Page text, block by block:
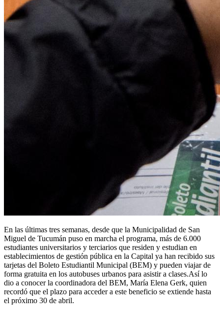
En las últimas tres semanas, desde que la Municipalidad de San
Miguel de Tucumán puso en marcha el programa, más de 6.000
estudiantes universitarios y terciarios que residen y estudian en
establecimientos de gestión pública en la Capital ya han recibido sus
tarjetas del Boleto Estudiantil Municipal (BEM) y pueden viajar de
forma gratuita en los autobuses urbanos para asistir a clases.Así lo
dio a conocer la coordinadora del BEM, María Elena Gerk, quien
recordó que el plazo para acceder a este beneficio se extiende hasta
el próximo 30 de abril.